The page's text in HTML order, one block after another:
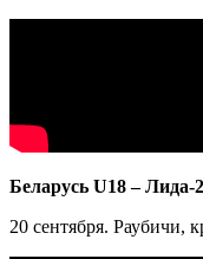
Беларусь U18 – Лида-
20 сентября. Раубичи,